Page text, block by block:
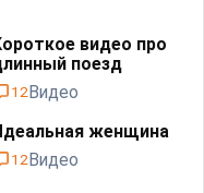
видео про
поезд
12Видео
женщина⁠⁠
12Видео